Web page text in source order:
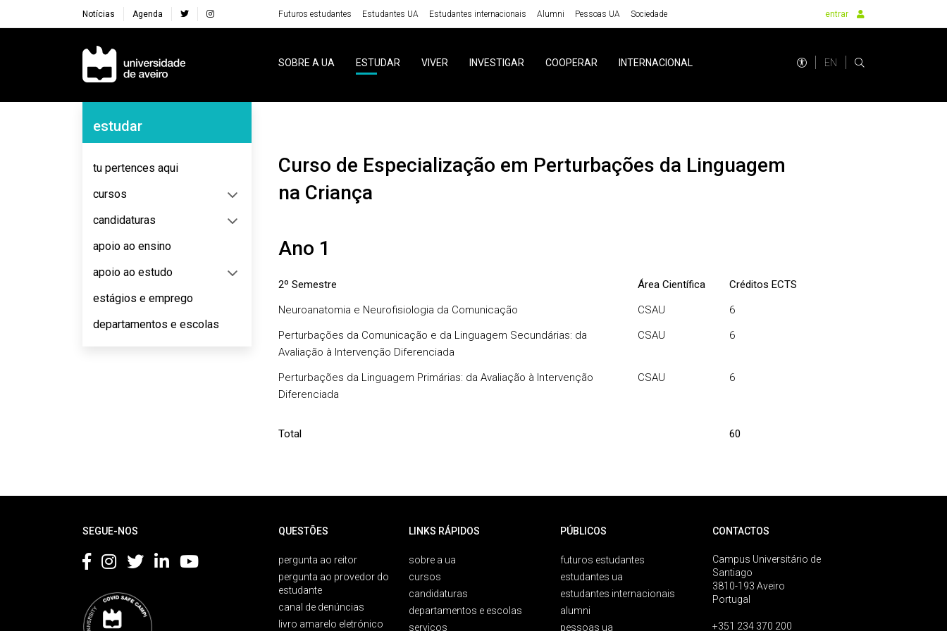
Notícias Agenda Futuros estudantes Estudantes UA Estudantes internacionais Alumni Pessoas UA Sociedade entrar
Navegação Principal
SOBRE A UA ESTUDAR VIVER INVESTIGAR COOPERAR INTERNACIONAL EN
Navegação Lateral
estudar
tu pertences aqui
cursos
candidaturas
apoio ao ensino
apoio ao estudo
estágios e emprego
departamentos e escolas
Curso de Especialização em Perturbações da Linguagem
na Criança
Ano 1
2º Semestre Área Científica
Créditos ECTS
Neuroanatomia e Neurofisiologia da Comunicação
CSAU
6
Perturbações da Comunicação e da Linguagem Secundárias: da
Avaliação à Intervenção Diferenciada
CSAU 6
Perturbações da Linguagem Primárias: da Avaliação à Intervenção
Diferenciada
CSAU 6
Total 60
SEGUE-NOS QUESTÕES
pergunta ao reitor
pergunta ao provedor do
estudante
canal de denúncias
livro amarelo eletrónico
LINKS RÁPIDOS
sobre a ua
cursos
candidaturas
departamentos e escolas
serviços
PÚBLICOS
futuros estudantes
estudantes ua
estudantes internacionais
alumni
pessoas ua
CONTACTOS
Campus Universitário de
Santiago
3810-193 Aveiro
Portugal
+351 234 370 200